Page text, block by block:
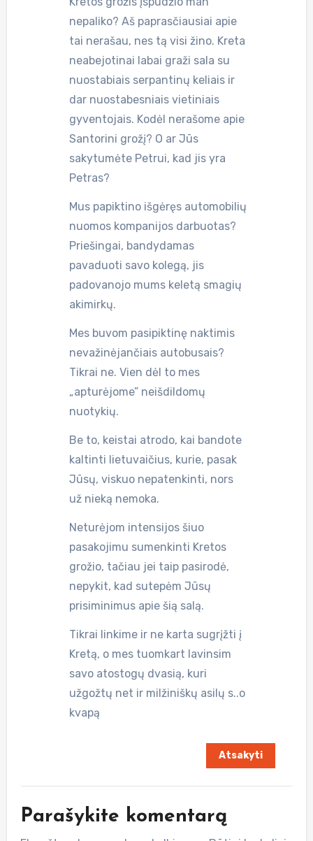
nepaliko? Aš paprasčiausiai apie
tai nerašau, nes tą visi žino. Kreta
neabejotinai labai graži sala su
nuostabiais serpantinų keliais ir
dar nuostabesniais vietiniais
gyventojais. Kodėl nerašome apie
Santorini grožį? O ar Jūs
sakytumėte Petrui, kad jis yra
Petras?
Mus papiktino išgėręs automobilių
nuomos kompanijos darbuotas?
Priešingai, bandydamas
pavaduoti savo kolegą, jis
padovanojo mums keletą smagių
akimirkų.
Mes buvom pasipiktinę naktimis
nevažinėjančiais autobusais?
Tikrai ne. Vien dėl to mes
„apturėjome” neišdildomų
nuotykių.
Be to, keistai atrodo, kai bandote
kaltinti lietuvaičius, kurie, pasak
Jūsų, viskuo nepatenkinti, nors
už nieką nemoka.
Neturėjom intensijos šiuo
pasakojimu sumenkinti Kretos
grožio, tačiau jei taip pasirodė,
nepykit, kad sutepėm Jūsų
prisiminimus apie šią salą.
Tikrai linkime ir ne karta sugrįžti į
Kretą, o mes tuomkart lavinsim
savo atostogų dvasią, kuri
užgožtų net ir milžiniškų asilų s..o
kvapą
Atsakyti
Parašykite komentarą